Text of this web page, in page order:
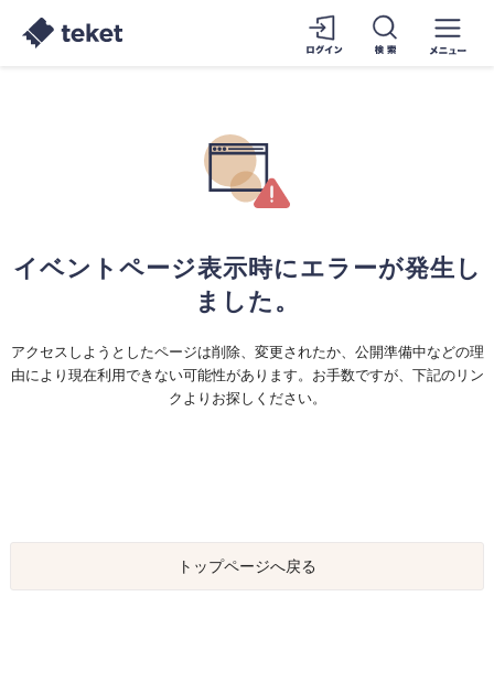
イベントページ表示時にエラーが発生し
ました。
アクセスしようとしたページは削除、変更されたか、公開準備中などの理
由により現在利用できない可能性があります。お手数ですが、下記のリン
クよりお探しください。
トップページへ戻る